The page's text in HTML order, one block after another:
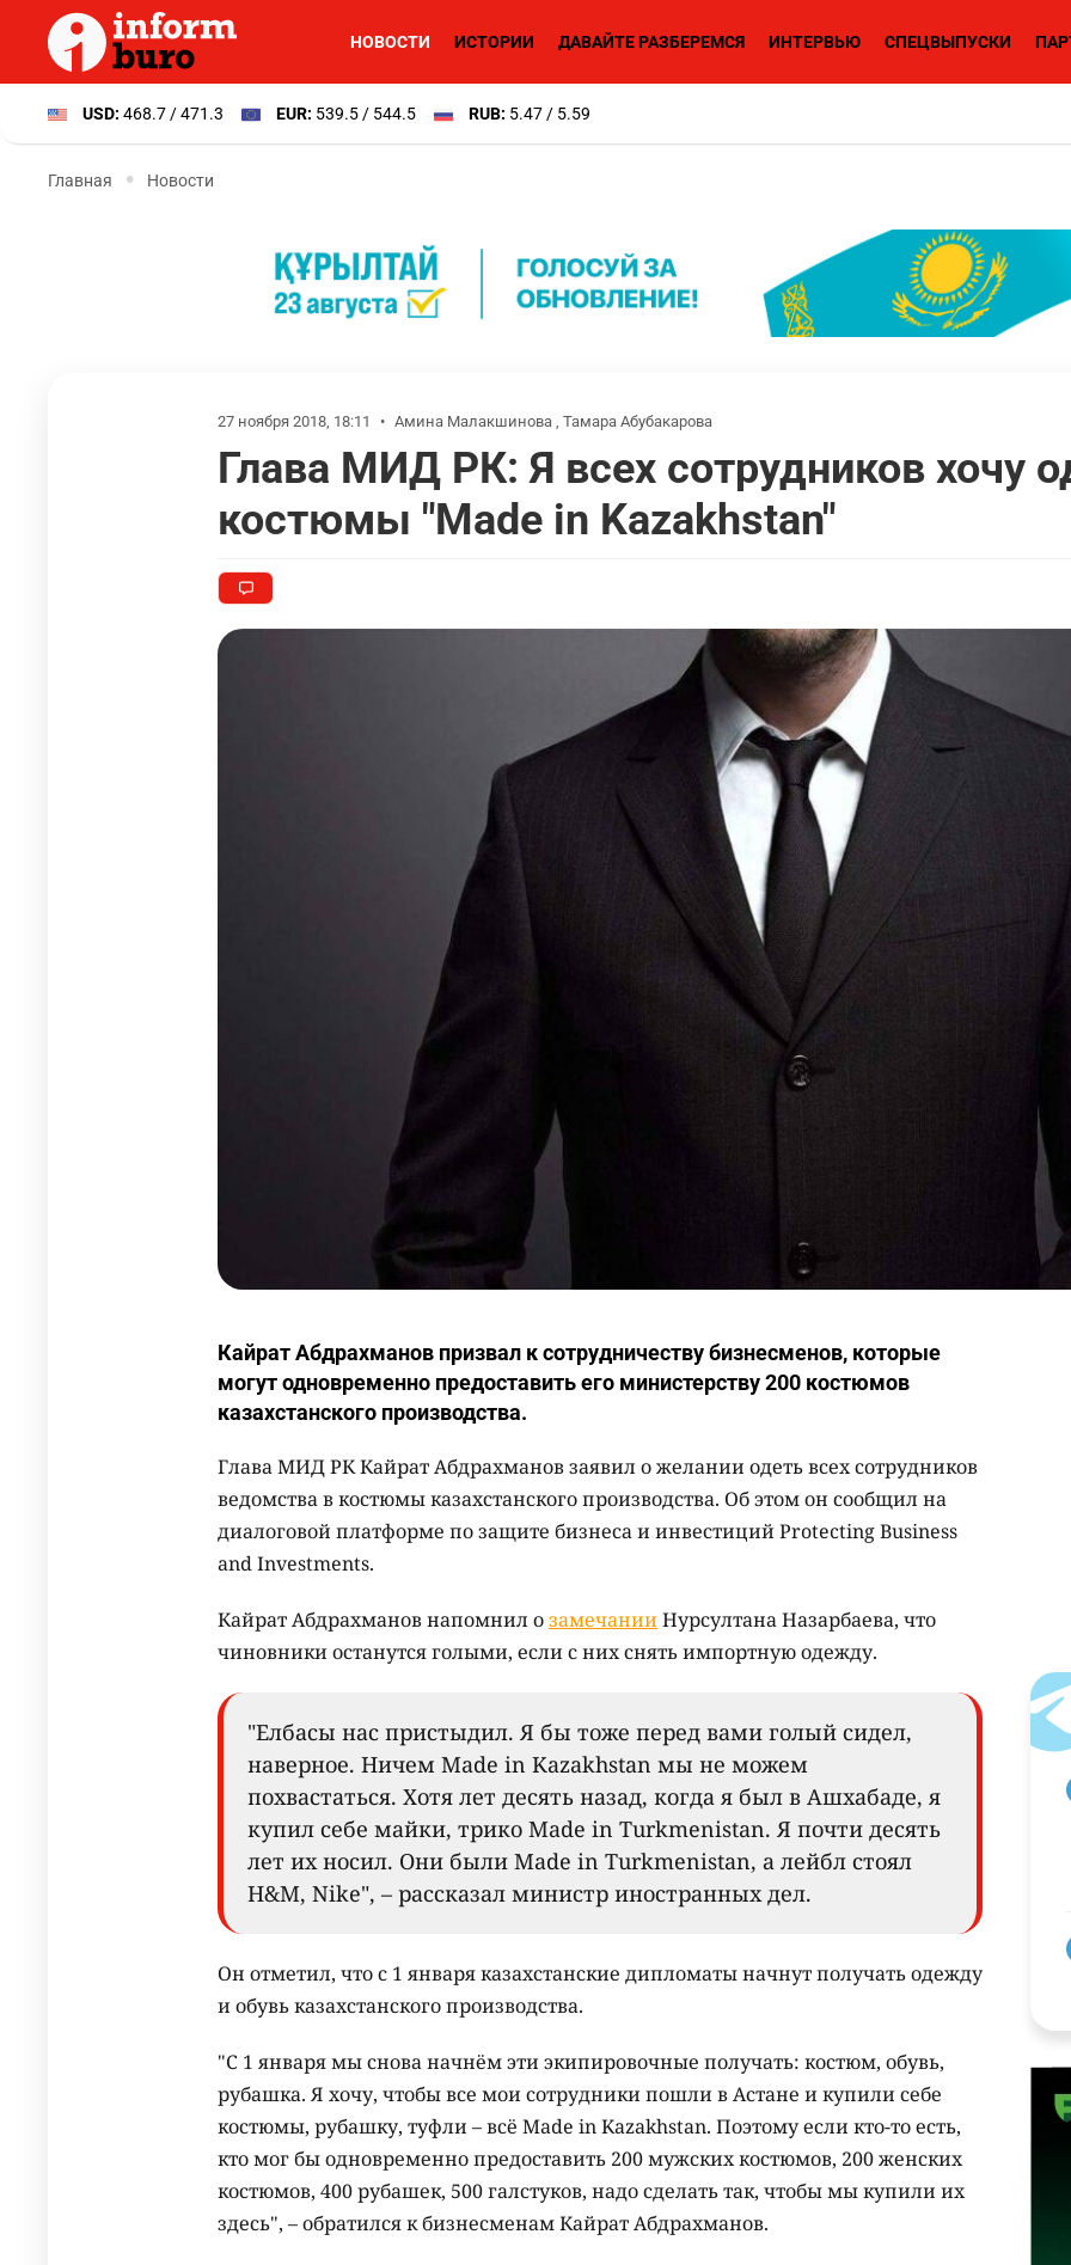
НОВОСТИ ИСТОРИИ ДАВАЙТЕ РАЗБЕРЕМСЯ ИНТЕРВЬЮ СПЕЦВЫПУСКИ
USD: 468.7 / 471.3 EUR: 539.5 / 544.5 RUB: 5.47 / 5.59
Главная Новости
27 ноября 2018, 18:11 • Амина Малакшинова , Тамара Абубакарова
Глава МИД РК: Я всех сотрудников хочу
костюмы "Made in Kazakhstan"
Кайрат Абдрахманов призвал к сотрудничеству бизнесменов, которые
могут одновременно предоставить его министерству 200 костюмов
казахстанского производства.
Глава МИД РК Кайрат Абдрахманов заявил о желании одеть всех сотрудников
ведомства в костюмы казахстанского производства. Об этом он сообщил на
диалоговой платформе по защите бизнеса и инвестиций Protecting Business
and Investments.
Кайрат Абдрахманов напомнил озамечанииНурсултана Назарбаева, что
чиновники останутся голыми, если с них снять импортную одежду.
"Елбасы нас пристыдил. Я бы тоже перед вами голый сидел,
наверное. Ничем Made in Kazakhstan мы не можем
похвастаться. Хотя лет десять назад, когда я был в Ашхабаде, я
купил себе майки, трико Made in Turkmenistan. Я почти десять
лет их носил. Они были Made in Turkmenistan, а лейбл стоял
H&M, Nike", – рассказал министр иностранных дел.
Он отметил, что с 1 января казахстанские дипломаты начнут получать одежду
и обувь казахстанского производства.
"С 1 января мы снова начнём эти экипировочные получать: костюм, обувь,
рубашка. Я хочу, чтобы все мои сотрудники пошли в Астане и купили себе
костюмы, рубашку, туфли – всё Made in Kazakhstan. Поэтому если кто-то есть,
кто мог бы одновременно предоставить 200 мужских костюмов, 200 женских
костюмов, 400 рубашек, 500 галстуков, надо сделать так, чтобы мы купили их
здесь", – обратился к бизнесменам Кайрат Абдрахманов.